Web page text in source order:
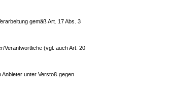
gemäß Art. 17 Abs. 3
Verantwortliche (vgl. auch Art. 20
unter Verstoß gegen